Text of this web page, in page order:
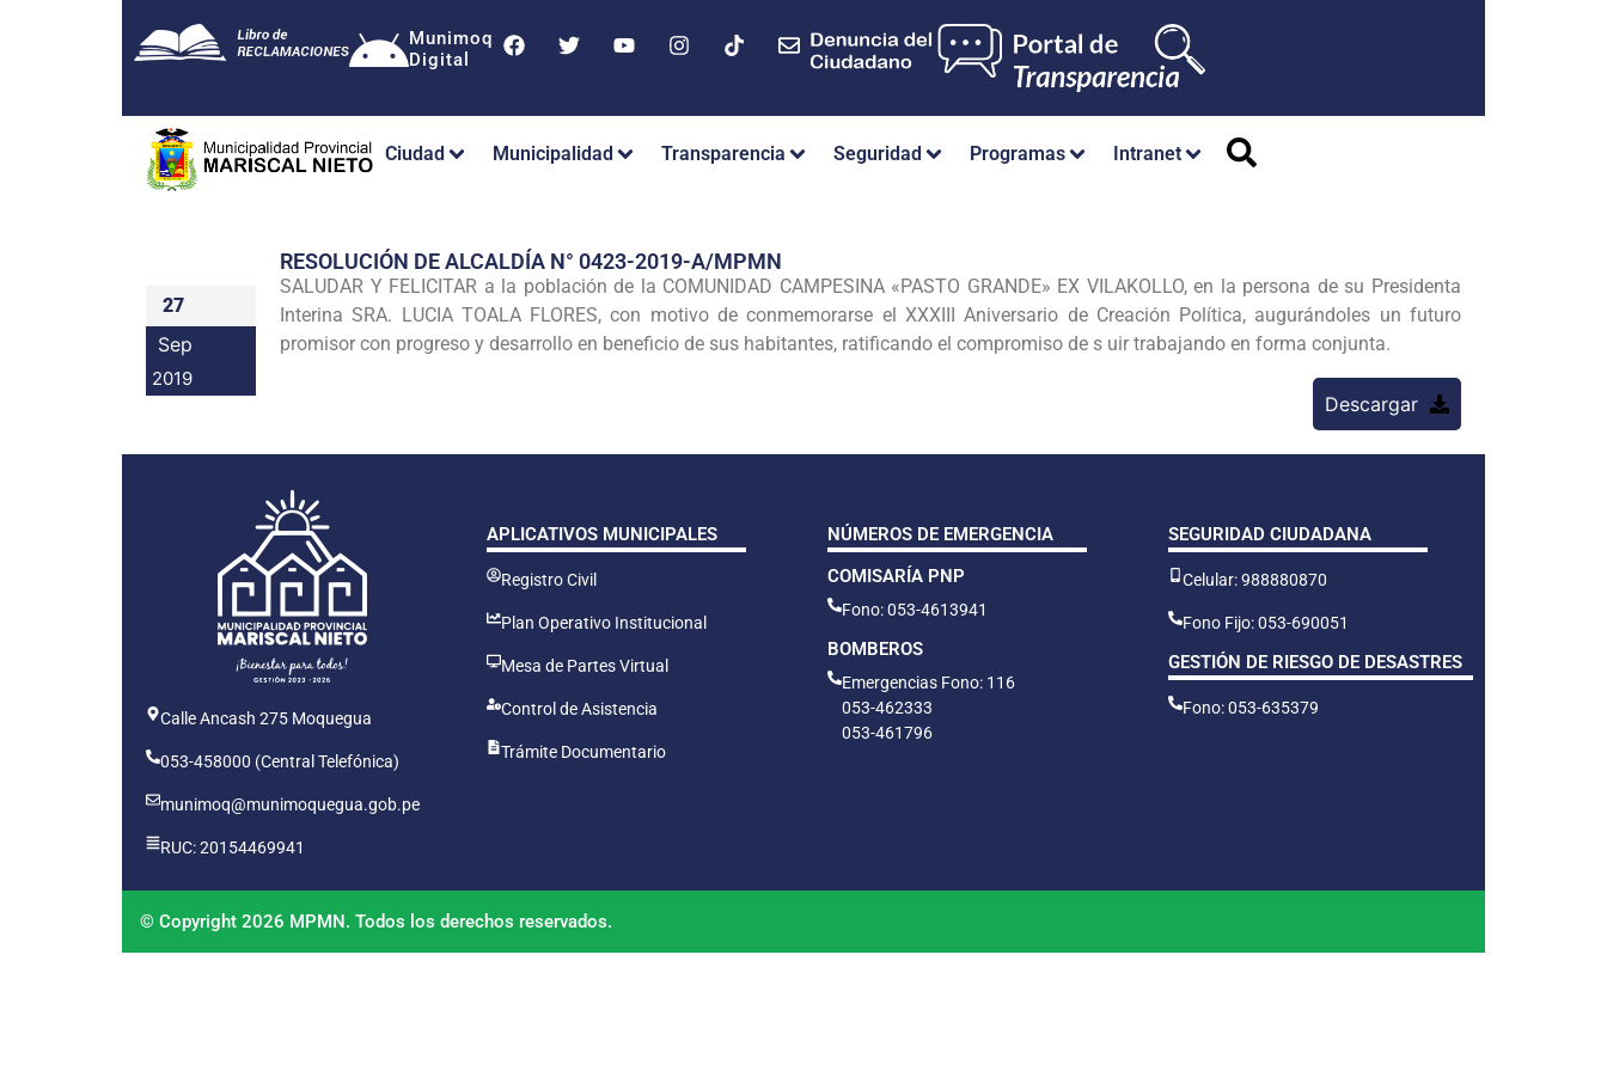
Munimoq
Digital
Ciudad Municipalidad Transparencia Seguridad Programas Intranet
27
Sep
2019
RESOLUCIÓN DE ALCALDÍA N° 0423-2019-A/MPMN
SALUDAR Y FELICITAR a la población de la COMUNIDAD CAMPESINA «PASTO GRANDE» EX VILAKOLLO, en la persona de su Presidenta
Interina SRA. LUCIA TOALA FLORES, con motivo de conmemorarse el XXXIII Aniversario de Creación Política, augurándoles un futuro
promisor con progreso y desarrollo en beneficio de sus habitantes, ratificando el compromiso de s uir trabajando en forma conjunta.
Descargar
Calle Ancash 275 Moquegua
053-458000 (Central Telefónica)
munimoq@munimoquegua.gob.pe
RUC: 20154469941
APLICATIVOS MUNICIPALES
Registro Civil
Plan Operativo Institucional
Mesa de Partes Virtual
Control de Asistencia
Trámite Documentario
NÚMEROS DE EMERGENCIA
COMISARÍA PNP
Fono: 053-4613941
BOMBEROS
Emergencias Fono: 116
053-462333
053-461796
SEGURIDAD CIUDADANA
Celular: 988880870
Fono Fijo: 053-690051
GESTIÓN DE RIESGO DE DESASTRES
Fono: 053-635379
© Copyright 2026 MPMN. Todos los derechos reservados.